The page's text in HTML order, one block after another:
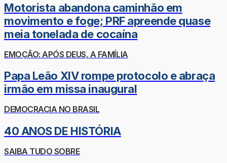
Motorista abandona caminhão em
movimento e foge; PRF apreende quase
meia tonelada de cocaína
EMOÇÃO: APÓS DEUS, A FAMÍLIA
Papa Leão XIV rompe protocolo e abraça
irmão em missa inaugural
DEMOCRACIA NO BRASIL
40 ANOS DE HISTÓRIA
SAIBA TUDO SOBRE